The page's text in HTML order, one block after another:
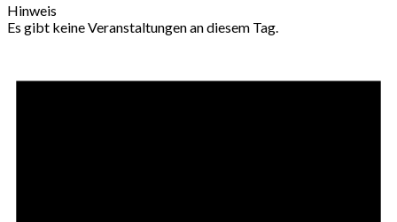
Hinweis
Es gibt keine Veranstaltungen an diesem Tag.